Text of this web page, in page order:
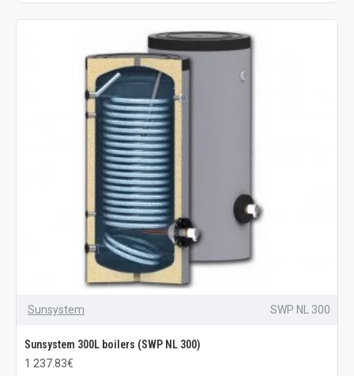
Sunsystem SWP NL 300
Sunsystem 300L boilers (SWP NL 300)
1 237.83€